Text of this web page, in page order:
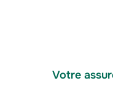
Votre